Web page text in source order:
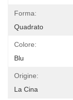
Forma:
Quadrato
Colore:
Blu
Origine:
La Cina